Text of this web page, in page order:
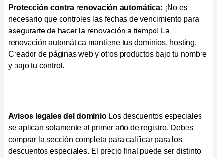
Protección contra renovación automática: ¡No es
necesario que controles las fechas de vencimiento para
asegurarte de hacer la renovación a tiempo! La
renovación automática mantiene tus dominios, hosting,
Creador de páginas web y otros productos bajo tu nombre
y bajo tu control.
Avisos legales del dominio Los descuentos especiales
se aplican solamente al primer año de registro. Debes
comprar la sección completa para calificar para los
descuentos especiales. El precio final puede ser distinto